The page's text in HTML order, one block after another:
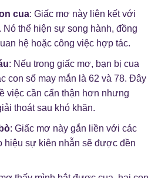
cua: Giấc mơ này liên kết với
Nó thể hiện sự song hành, đồng
hệ hoặc công việc hợp tác.
: Nếu trong giấc mơ, bạn bị cua
con số may mắn là 62 và 78. Đây
việc cần cẩn thận hơn nhưng
thoát sau khó khăn.
: Giấc mơ này gắn liền với các
hiệu sự kiên nhẫn sẽ được đền